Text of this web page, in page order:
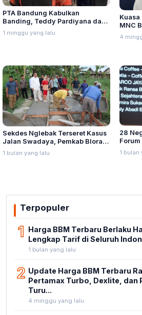
PTA Bandung Kabulkan
Banding, Teddy Pardiyana dan
Bintang Ditetapkan Ahli Waris
Lina Jubaedah
1 minggu yang lalu
MNC
di
4
Sekdes Nglebak Terseret Kasus
Jalan Swadaya, Pemkab Blora
Sebut Pendampingan Hukum
Bukan Kewenangannya
1 bulan yang lalu
28
Forum
1 bulan
Terpopuler
1 Harga BBM Terbaru Berlaku
Lengkap Tarif di Seluruh
1 bulan yang lalu
2 Update Harga BBM Terbaru
Pertamax Turbo, Dexlite, dan
Turu...
4 minggu yang lalu